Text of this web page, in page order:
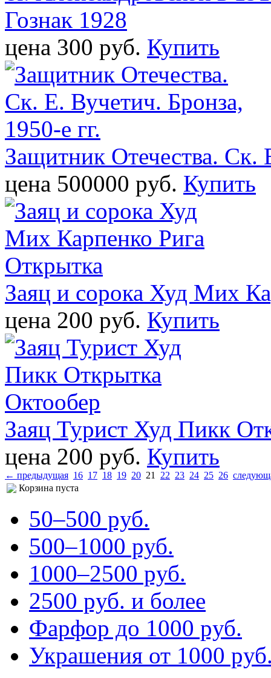
Гознак 1928
цена 300 pуб. Купить
Защитник Отечества. Ск.
цена 500000 pуб. Купить
Заяц и сорока Худ Мих
цена 200 pуб. Купить
Заяц Турист Худ Пикк
цена 200 pуб. Купить
← предыдущая 16 17 18 19 20 21 22 23 24 25 26
Корзина пуста
50–500 pуб.
500–1000 pуб.
1000–2500 pуб.
2500 pуб. и более
Фарфор до 1000 pуб.
Украшения от 1000